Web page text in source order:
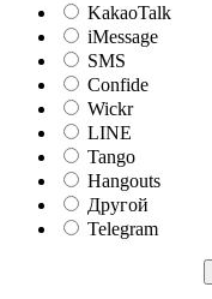
KakaoTalk
iMessage
SMS
Confide
Wickr
LINE
Tango
Hangouts
Другой
Telegram